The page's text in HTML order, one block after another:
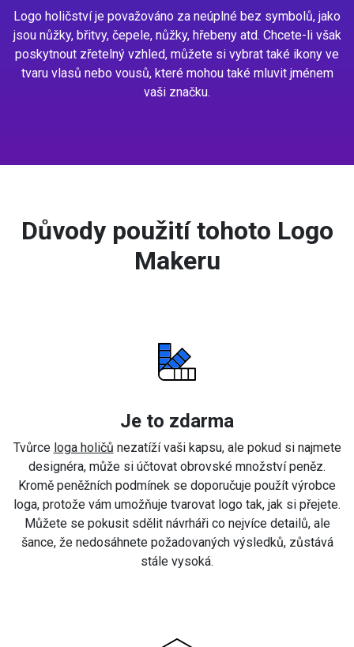
Logo holičství je považováno za neúplné bez symbolů, jako
jsou nůžky, břitvy, čepele, nůžky, hřebeny atd. Chcete-li však
poskytnout zřetelný vzhled, můžete si vybrat také ikony ve
tvaru vlasů nebo vousů, které mohou také mluvit jménem
vaši značku.
Důvody použití tohoto Logo
Makeru
Je to zdarma
Tvůrce loga holičů nezatíží vaši kapsu, ale pokud si najmete
designéra, může si účtovat obrovské množství peněz.
Kromě peněžních podmínek se doporučuje použít výrobce
loga, protože vám umožňuje tvarovat logo tak, jak si přejete.
Můžete se pokusit sdělit návrháři co nejvíce detailů, ale
šance, že nedosáhnete požadovaných výsledků, zůstává
stále vysoká.